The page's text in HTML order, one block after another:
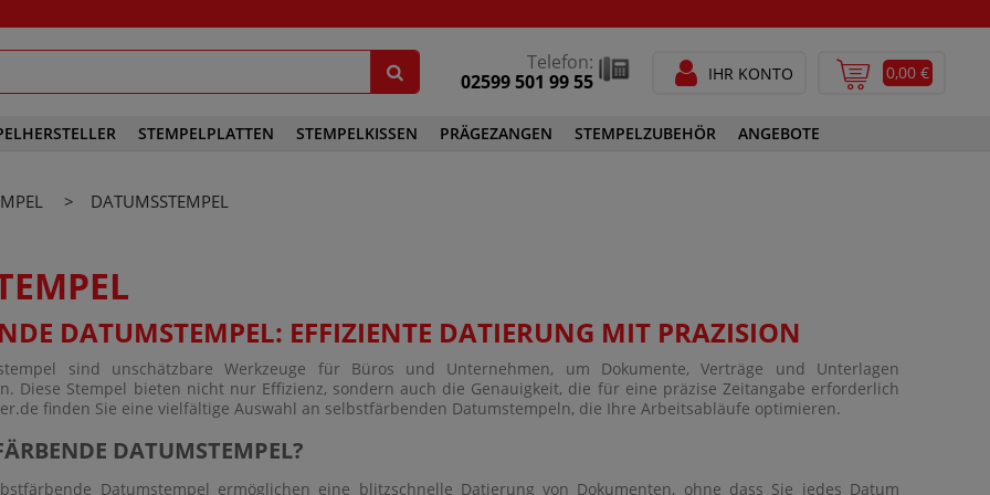
Telefon:
02599 501 99 55
IHR KONTO 0,00 €
STEMPELPLATTEN
STEMPELPLATTEN FÜR SELBSTFÄRBESTEMPEL
STEMPELKISSEN
STEMPELKISSEN FÜR HANDSTEMPEL
COLORIS HANDSTEMPELKISSEN
TRODAT HANDSTEMPELKISSEN
PREMIUM STEMPELKISSEN
ERSATZKISSEN TRODAT PRINTY PREMIUM
ERSATZKISSEN TRODAT PROFESSIONAL PREMIUM
MULTICOLOR STEMPELKISSEN
PRÄGEZANGEN STEMPELZUBEHÖR ANGEBOTE
> DATUMSSTEMPEL
DATUMSTEMPEL: EFFIZIENTE DATIERUNG MIT PRÄZISION
sind unschätzbare Werkzeuge für Büros und Unternehmen, um Dokumente, Verträge und Unterlagen
Diese Stempel bieten nicht nur Effizienz, sondern auch die Genauigkeit, die für eine präzise Zeitangabe erforderlich
finden Sie eine vielfältige Auswahl an selbstfärbenden Datumstempeln, die Ihre Arbeitsabläufe optimieren.
DATUMSTEMPEL?
Datumstempel ermöglichen eine blitzschnelle Datierung von Dokumenten, ohne dass Sie jedes Datum